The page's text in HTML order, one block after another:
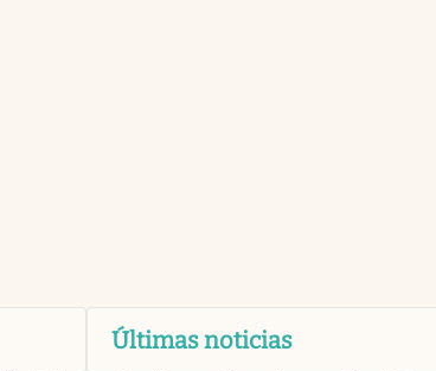
Últimas noticias